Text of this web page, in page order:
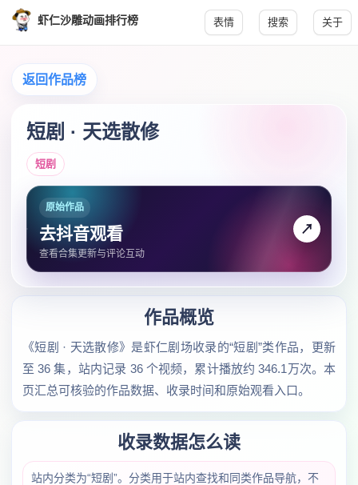
虾仁沙雕动画排行榜 表情 搜索 关于
返回作品榜
短剧 · 天选散修
短剧
原始作品
去抖音观看
查看合集更新与评论互动
↗
作品概览
《短剧 · 天选散修》是虾仁剧场收录的“短剧”类作品，更新
至 36 集，站内记录 36 个视频，累计播放约 346.1万次。本
页汇总可核验的作品数据、收录时间和原始观看入口。
收录数据怎么读
站内分类为“短剧”。分类用于站内查找和同类作品导航，不